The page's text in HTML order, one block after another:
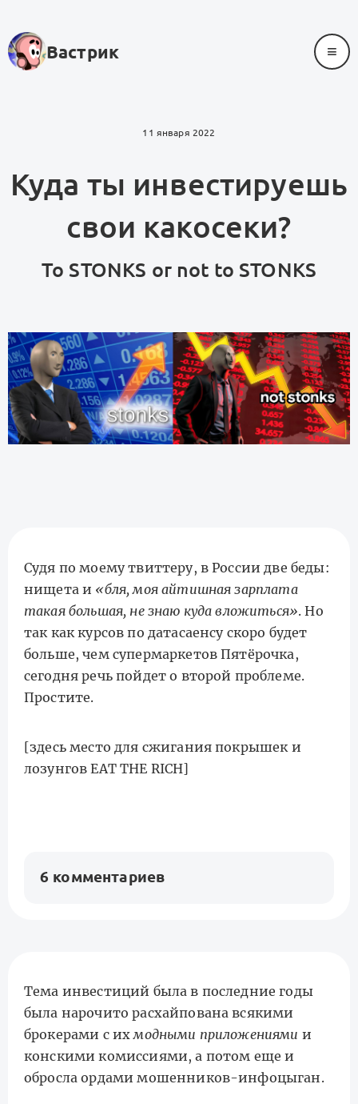
Вастрик ≡
11 января 2022
Куда ты инвестируешь
свои какосеки?
To STONKS or not to STONKS
Судя по моему твиттеру, в России две беды:
нищета и «бля, моя айтишная зарплата
такая большая, не знаю куда вложиться». Но
так как курсов по датасаенсу скоро будет
больше, чем супермаркетов Пятёрочка,
сегодня речь пойдет о второй проблеме.
Простите.
[здесь место для сжигания покрышек и
лозунгов EAT THE RICH]
6 комментариев
Тема инвестиций была в последние годы
была нарочито расхайпована всякими
брокерами с ихмодными приложениями и
конскими комиссиями, а потом еще и
обросла ордами мошенников-инфоцыган.